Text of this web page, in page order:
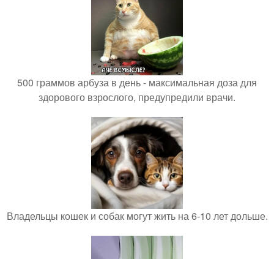
500 граммов арбуза в день - максимальная доза для
здорового взрослого, предупредили врачи.
Владельцы кошек и собак могут жить на 6-10 лет дольше.